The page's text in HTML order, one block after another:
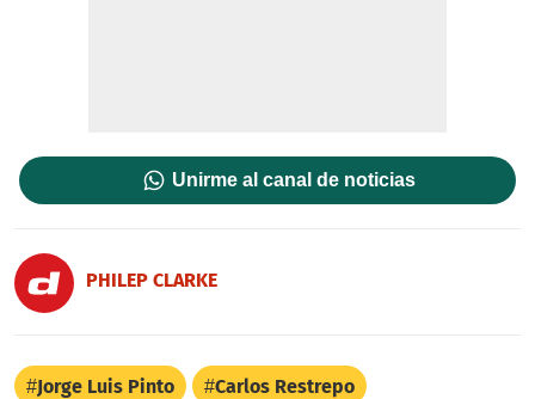
Unirme al canal de noticias
PHILEP CLARKE
Jorge Luis Pinto Carlos Restrepo